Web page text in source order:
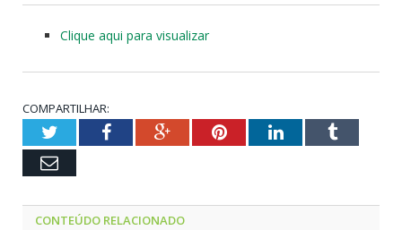
Clique aqui para visualizar
COMPARTILHAR:
TwitterFacebookGoogle+PinterestLinkedInTumblr
Email
CONTEÚDO RELACIONADO